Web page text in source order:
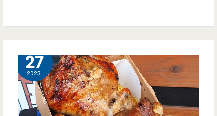
旁
的
不
起
27
2023